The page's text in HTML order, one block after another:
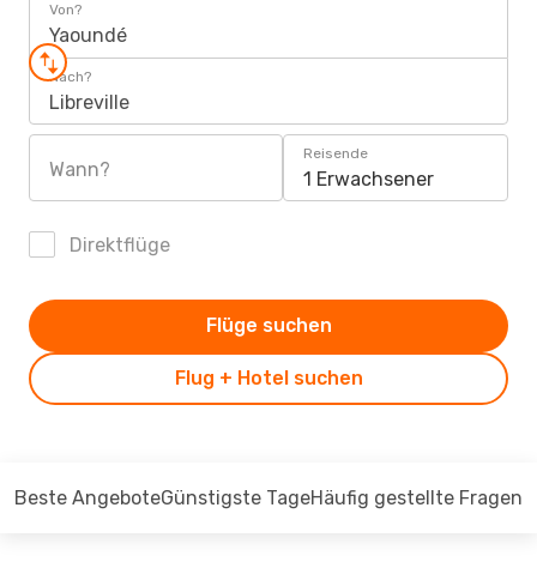
Von?
Yaoundé
Nach?
Libreville
Wann?
Reisende
1 Erwachsener
Direktflüge
Flug + Hotel suchen
Flüge suchen
Beste AngeboteGünstigste TageHäufig gestellte Fragen